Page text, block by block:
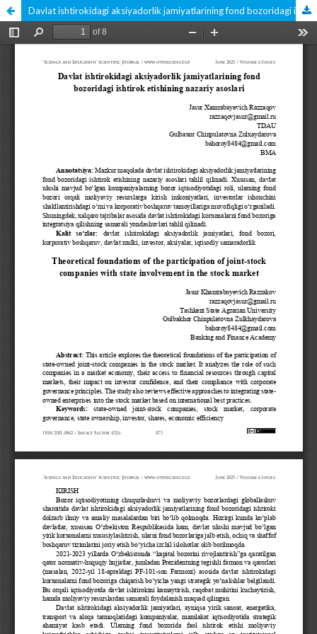
Davlat ishtirokidagi aksiyadorlik jamiyatlarining fond bozoridagi ishtirok etishining nazariy asoslari